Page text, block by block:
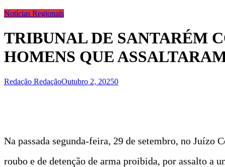
Notícias Regionais
TRIBUNAL DE SANTARÉM
HOMENS QUE
Redação RedaçãoOutubro 2, 20250
Na passada segunda-feira, 29 de setembro, no Juízo
roubo e de detenção de arma proibida, por assalto a